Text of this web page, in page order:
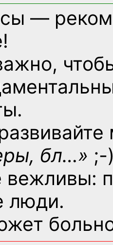
—
бл…» ;-
вежливы:
люди.